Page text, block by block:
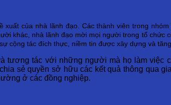
của nhà lãnh đạo. Các thành viên trong
khác, nhà lãnh đạo mời mọi người trong tổ chức
cộng tác đích thực, niềm tin được xây dựng và
tương tác với những người mà họ làm việc
sẻ quyền sở hữu các kết quả thông qua
ở các đồng nghiệp.